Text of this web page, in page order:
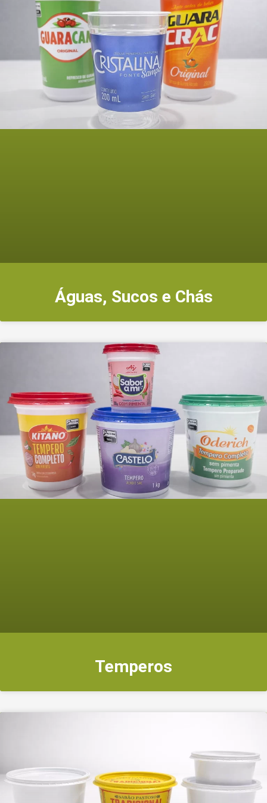
Águas, Sucos e Chás
Temperos